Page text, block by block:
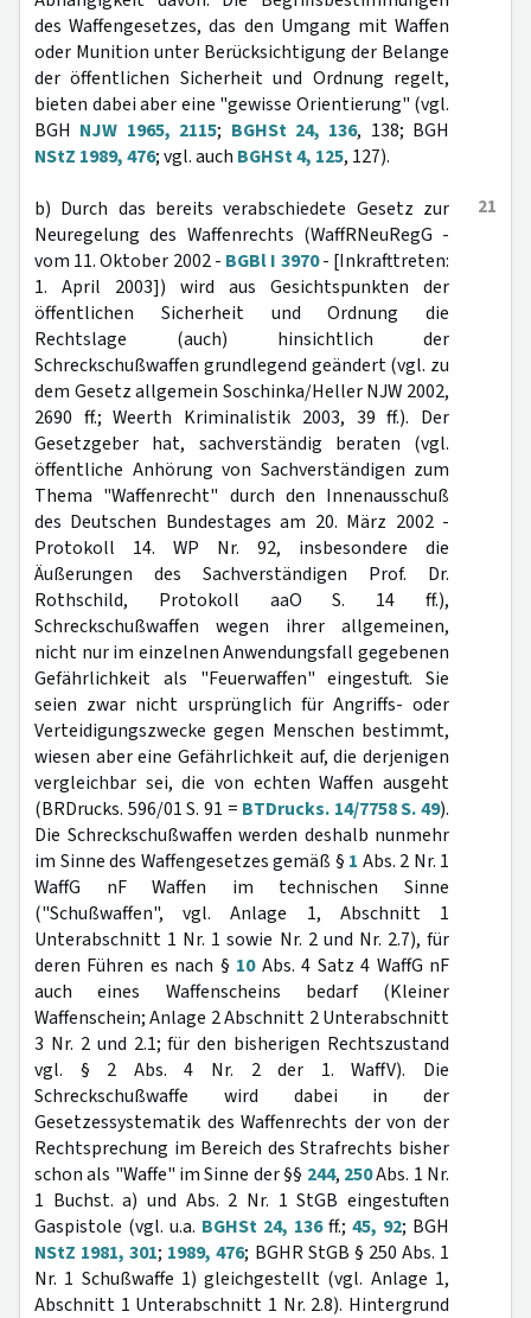
des Waffengesetzes, das den Umgang mit Waffen
oder Munition unter Berücksichtigung der Belange
der öffentlichen Sicherheit und Ordnung regelt,
bieten dabei aber eine "gewisse Orientierung" (vgl.
BGH NJW 1965, 2115; BGHSt 24, 136, 138; BGH
NStZ 1989, 476; vgl. auch BGHSt 4, 125, 127).
21
b) Durch das bereits verabschiedete Gesetz zur
Neuregelung des Waffenrechts (WaffRNeuRegG -
vom 11. Oktober 2002 - BGBl I 3970- [Inkrafttreten:
1. April 2003]) wird aus Gesichtspunkten der
öffentlichen Sicherheit und Ordnung die
Rechtslage (auch) hinsichtlich der
Schreckschußwaffen grundlegend geändert (vgl. zu
dem Gesetz allgemein Soschinka/Heller NJW 2002,
2690 ff.; Weerth Kriminalistik 2003, 39 ff.). Der
Gesetzgeber hat, sachverständig beraten (vgl.
öffentliche Anhörung von Sachverständigen zum
Thema "Waffenrecht" durch den Innenausschuß
des Deutschen Bundestages am 20. März 2002 -
Protokoll 14. WP Nr. 92, insbesondere die
Äußerungen des Sachverständigen Prof. Dr.
Rothschild, Protokoll aaO S. 14 ff.),
Schreckschußwaffen wegen ihrer allgemeinen,
nicht nur im einzelnen Anwendungsfall gegebenen
Gefährlichkeit als "Feuerwaffen" eingestuft. Sie
seien zwar nicht ursprünglich für Angriffs- oder
Verteidigungszwecke gegen Menschen bestimmt,
wiesen aber eine Gefährlichkeit auf, die derjenigen
vergleichbar sei, die von echten Waffen ausgeht
(BRDrucks. 596/01 S. 91 = BTDrucks. 14/7758 S. 49).
Die Schreckschußwaffen werden deshalb nunmehr
im Sinne des Waffengesetzes gemäß § 1 Abs. 2 Nr. 1
WaffG nF Waffen im technischen Sinne
("Schußwaffen", vgl. Anlage 1, Abschnitt 1
Unterabschnitt 1 Nr. 1 sowie Nr. 2 und Nr. 2.7), für
deren Führen es nach § 10Abs. 4 Satz 4 WaffG nF
auch eines Waffenscheins bedarf (Kleiner
Waffenschein; Anlage 2 Abschnitt 2 Unterabschnitt
3 Nr. 2 und 2.1; für den bisherigen Rechtszustand
vgl. § 2 Abs. 4 Nr. 2 der 1. WaffV). Die
Schreckschußwaffe wird dabei in der
Gesetzessystematik des Waffenrechts der von der
Rechtsprechung im Bereich des Strafrechts bisher
schon als "Waffe" im Sinne der §§ 244, 250Abs. 1 Nr.
1 Buchst. a) und Abs. 2 Nr. 1 StGB eingestuften
Gaspistole (vgl. u.a. BGHSt 24, 136ff.; 45, 92; BGH
NStZ 1981, 301; 1989, 476; BGHR StGB § 250 Abs. 1
Nr. 1 Schußwaffe 1) gleichgestellt (vgl. Anlage 1,
Abschnitt 1 Unterabschnitt 1 Nr. 2.8). Hintergrund